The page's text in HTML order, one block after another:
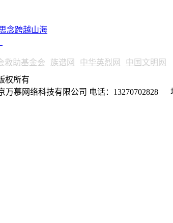
念跨越山海
救助基金会 族谱网 中华英烈网
中国文明网
权所有
万慕网络科技有限公司 电话：13270702828